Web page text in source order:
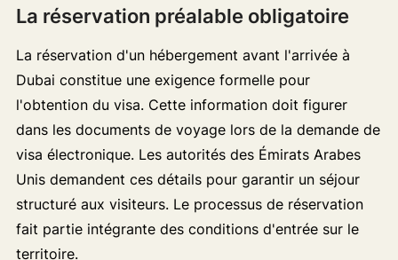
La réservation préalable obligatoire
La réservation d'un hébergement avant l'arrivée à
Dubai constitue une exigence formelle pour
l'obtention du visa. Cette information doit figurer
dans les documents de voyage lors de la demande de
visa électronique. Les autorités des Émirats Arabes
Unis demandent ces détails pour garantir un séjour
structuré aux visiteurs. Le processus de réservation
fait partie intégrante des conditions d'entrée sur le
territoire.